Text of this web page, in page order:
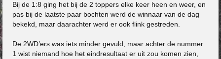
Bij de 1:8 ging het bij de 2 toppers elke keer heen en weer, en
pas bij de laatste paar bochten werd de winnaar van de dag
bekekd, maar daarachter werd er ook flink gestreden.
De 2WD’ers was iets minder gevuld, maar achter de nummer
1 wist niemand hoe het eindresultaat er uit zou komen zien,